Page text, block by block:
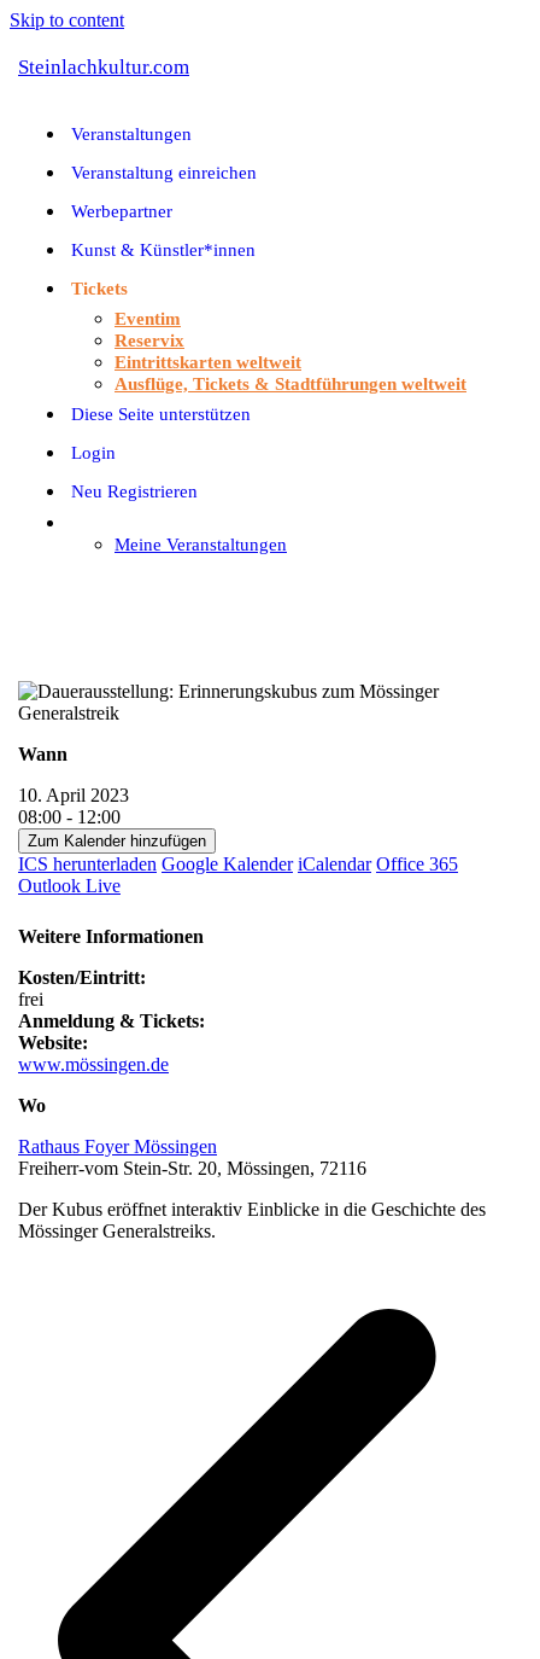
Skip to content
Steinlachkultur.com
Veranstaltungen
Veranstaltung einreichen
Werbepartner
Kunst & Künstler*innen
Tickets
Eventim
Reservix
Eintrittskarten weltweit
Ausflüge, Tickets & Stadtführungen weltweit
Diese Seite unterstützen
Login
Neu Registrieren
Meine Veranstaltungen
Wann
10. April 2023
08:00 - 12:00
Zum Kalender hinzufügen
ICS herunterladen Google Kalender iCalendar Office 365
Outlook Live
Weitere Informationen
Kosten/Eintritt:
frei
Anmeldung & Tickets:
Website:
www.mössingen.de
Wo
Rathaus Foyer Mössingen
Freiherr-vom Stein-Str. 20, Mössingen, 72116
Der Kubus eröffnet interaktiv Einblicke in die Geschichte des
Mössinger Generalstreiks.